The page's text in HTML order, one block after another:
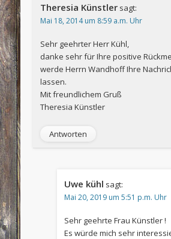
Theresia Künstler sagt:
Mai 18, 2014 um 8:59 a.m. Uhr
Sehr geehrter Herr Kühl,
danke sehr für Ihre positive
werde Herrn Wandhoff Ihre
lassen.
Mit freundlichem Gruß
Theresia Künstler
Antworten
Uwe kühl sagt:
Mai 20, 2019 um 5:51 p.m. Uhr
Sehr geehrte Frau Künstler !
Es würde mich sehr